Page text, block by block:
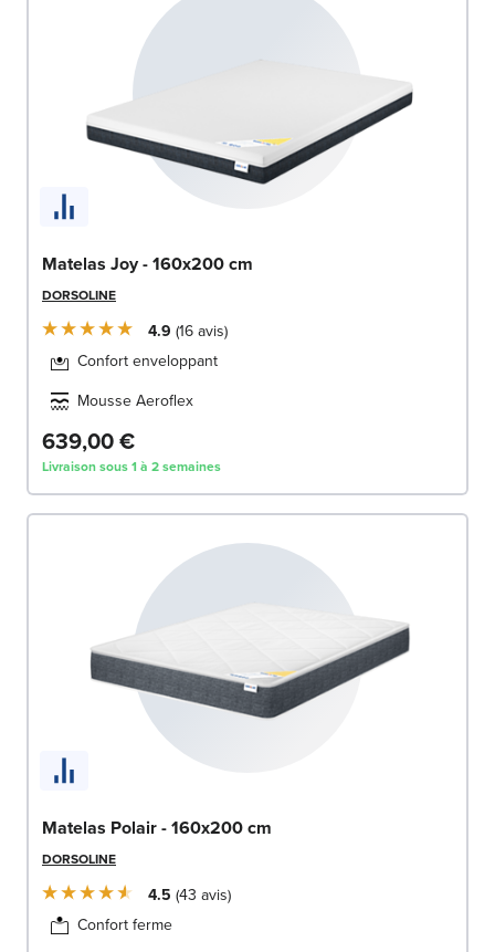
Matelas Joy - 160x200 cm
DORSOLINE
4.9 16avis
Confort enveloppant
Mousse Aeroflex
639,00 €
Livraison sous 1 à 2 semaines
Matelas Polair - 160x200 cm
DORSOLINE
4.5 43 avis
Confort ferme